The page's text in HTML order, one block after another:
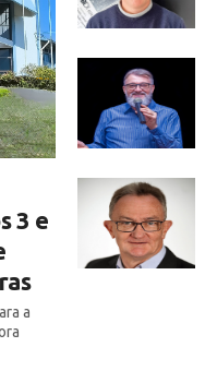
3 e
a